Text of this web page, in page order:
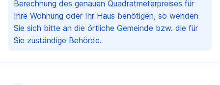
Berechnung des genauen Quadratmeterpreises für
Ihre Wohnung oder Ihr Haus benötigen, so wenden
Sie sich bitte an die örtliche Gemeinde bzw. die für
Sie zuständige Behörde.